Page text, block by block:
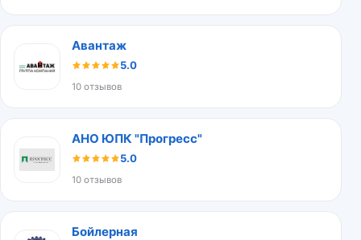
Авантаж
5.0
10 отзывов
АНО ЮПК "Прогресс"
5.0
10 отзывов
Бойлерная